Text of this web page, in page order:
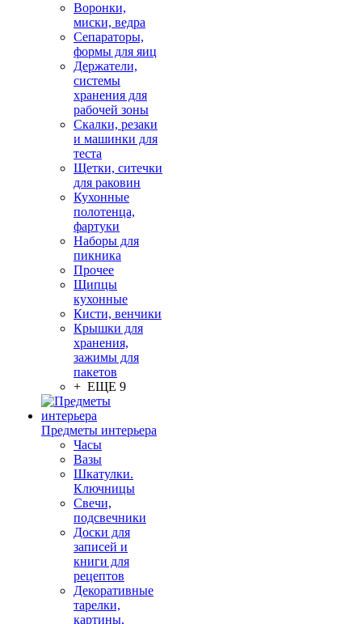
Воронки,
миски, ведра
Сепараторы,
формы для яиц
Держатели,
системы
хранения для
рабочей зоны
Скалки, резаки
и машинки для
теста
Щетки, ситечки
для раковин
Кухонные
полотенца,
фартуки
Наборы для
пикника
Прочее
Щипцы
кухонные
Кисти, венчики
Крышки для
хранения,
зажимы для
пакетов
+ ЕЩЕ 9
Предметы интерьера
Часы
Вазы
Шкатулки.
Ключницы
Свечи,
подсвечники
Доски для
записей и
книги для
рецептов
Декоративные
тарелки,
картины,